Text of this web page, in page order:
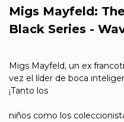
Migs Mayfeld:
Black Series -
Migs Mayfeld, un ex
vez el líder de boca
¡Tanto los
niños como los